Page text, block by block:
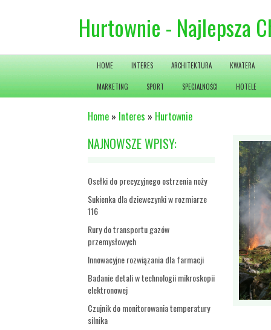
Hurtownie - Najlepsza
HOME INTERES ARCHITEKTURA KWATERA
MARKETING SPORT SPECJALNOŚCI HOTELE
Home » Interes » Hurtownie
NAJNOWSZE WPISY:
Osełki do precyzyjnego ostrzenia noży
Sukienka dla dziewczynki w rozmiarze
116
Rury do transportu gazów
przemysłowych
Innowacyjne rozwiązania dla farmacji
Badanie detali w technologii mikroskopii
elektronowej
Czujnik do monitorowania temperatury
silnika